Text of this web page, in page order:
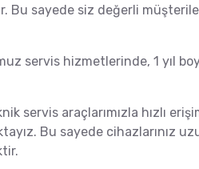
Bu sayede siz değerli
servis hizmetlerinde, 1 yıl
servis araçlarımızla hızlı
Bu sayede cihazlarınız